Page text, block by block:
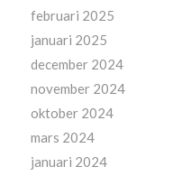
februari 2025
januari 2025
december 2024
november 2024
oktober 2024
mars 2024
januari 2024